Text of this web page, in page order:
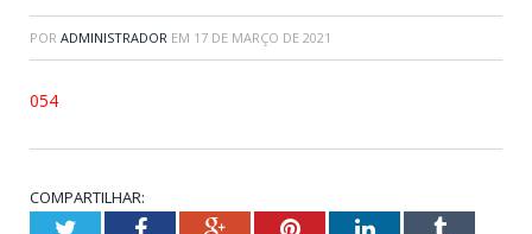
POR ADMINISTRADOR EM 17 DE MARÇO DE 2021
054
COMPARTILHAR:
TwitterFacebookGoogle+PinterestLinkedInTumblr